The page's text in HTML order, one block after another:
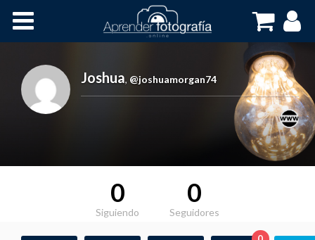
Cursos OnLine
Joshua, @joshuamorgan74
0
Siguiendo
0
Seguidores